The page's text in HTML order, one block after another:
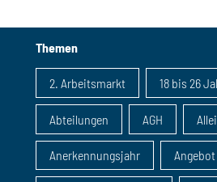
Themen
2. Arbeitsmarkt 18 bis 26
Abteilungen AGH
Anerkennungsjahr Angebot